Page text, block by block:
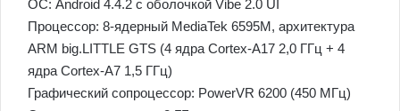
ОС: Android 4.4.2 с оболочкой Vibe 2.0 UI
Процессор: 8-ядерный MediaTek 6595M, архитектура
ARM big.LITTLE GTS (4 ядра Cortex-A17 2,0 ГГц + 4
ядра Cortex-A7 1,5 ГГц)
Графический сопроцессор: PowerVR 6200 (450 МГц)